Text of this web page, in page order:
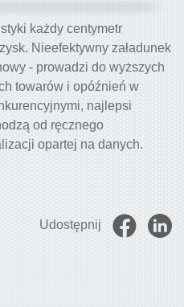
każdy centymetr
Nieefektywny załadunek
- prowadzi do wyższych
towarów i opóźnień w
najlepsi
od ręcznego
opartej na danych.
Udostępnij